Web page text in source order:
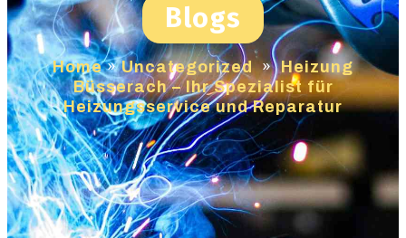
Blogs
Home»Uncategorized » Heizung
Büsserach – Ihr Spezialist für
Heizungsservice und Reparatur